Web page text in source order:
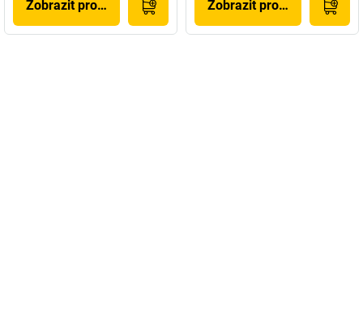
Zobrazit produkt Zobrazit produkt